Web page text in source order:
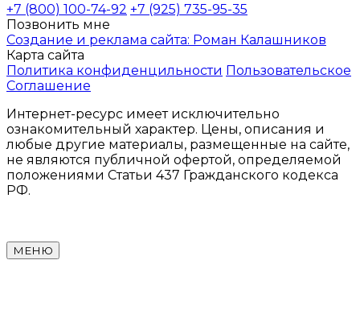
+7 (800) 100-74-92 +7 (925) 735-95-35
Позвонить мне
Создание и реклама сайта: Роман Калашников
Карта сайта
Политика конфиденцильности Пользовательское
Соглашение
Интернет-ресурс имеет исключительно
ознакомительный характер. Цены, описания и
любые другие материалы, размещенные на сайте,
не являются публичной офертой, определяемой
положениями Статьи 437 Гражданского кодекса
РФ.
МЕНЮ